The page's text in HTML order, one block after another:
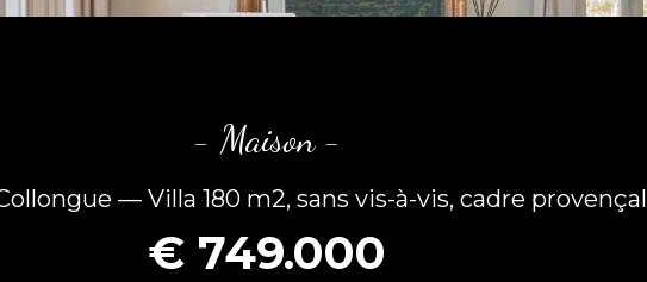
- Maison -
— Villa 180 m2, sans vis-à-vis, cadre provençal
€ 749.000